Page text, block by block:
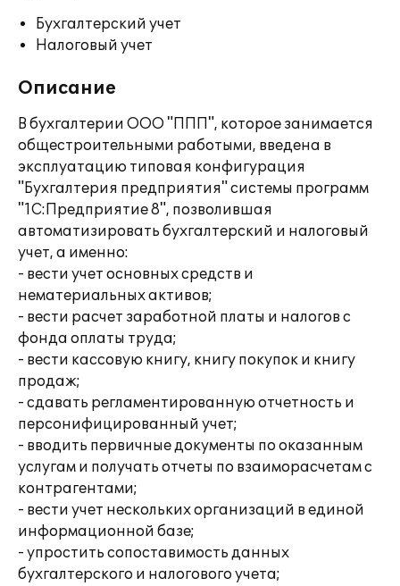
Бухгалтерский учет
Налоговый учет
Описание
В бухгалтерии ООО "ППП", которое занимается
общестроительными работыми, введена в
эксплуатацию типовая конфигурация
"Бухгалтерия предприятия" системы программ
"1С:Предприятие 8", позволившая
автоматизировать бухгалтерский и налоговый
учет, а именно:
- вести учет основных средств и
нематериальных активов;
- вести расчет заработной платы и налогов с
фонда оплаты труда;
- вести кассовую книгу, книгу покупок и книгу
продаж;
- сдавать регламентированную отчетность и
персонифицированный учет;
- вводить первичные документы по оказанным
услугам и получать отчеты по взаиморасчетам с
контрагентами;
- вести учет нескольких организаций в единой
информационной базе;
- упростить сопоставимость данных
бухгалтерского и налогового учета;